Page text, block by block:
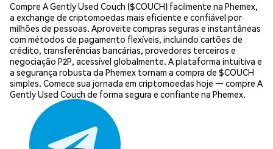
Compre A Gently Used Couch ($COUCH) facilmente na Phemex,
a exchange de criptomoedas mais eficiente e confiável por
milhões de pessoas. Aproveite compras seguras e instantâneas
com métodos de pagamento flexíveis, incluindo cartões de
crédito, transferências bancárias, provedores terceiros e
negociação P2P, acessível globalmente. A plataforma intuitiva e
a segurança robusta da Phemex tornam a compra de $COUCH
simples. Comece sua jornada em criptomoedas hoje — compre A
Gently Used Couch de forma segura e confiante na Phemex.